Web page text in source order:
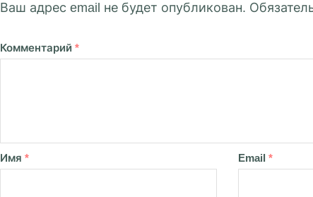
Ваш адрес email не будет опубликован.
Комментарий *
Имя * Email*